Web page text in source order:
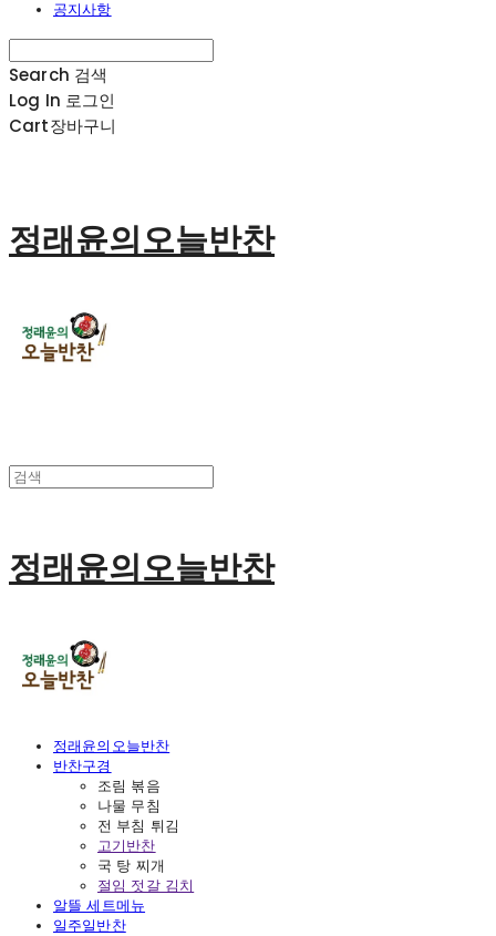
공지사항
Search 검색
Log In 로그인
Cart장바구니
정래윤의오늘반찬
정래윤의오늘반찬
정래윤의오늘반찬
반찬구경
조림 볶음
나물 무침
전 부침 튀김
고기반찬
국 탕 찌개
절임 젓갈 김치
알뜰 세트메뉴
일주일반찬